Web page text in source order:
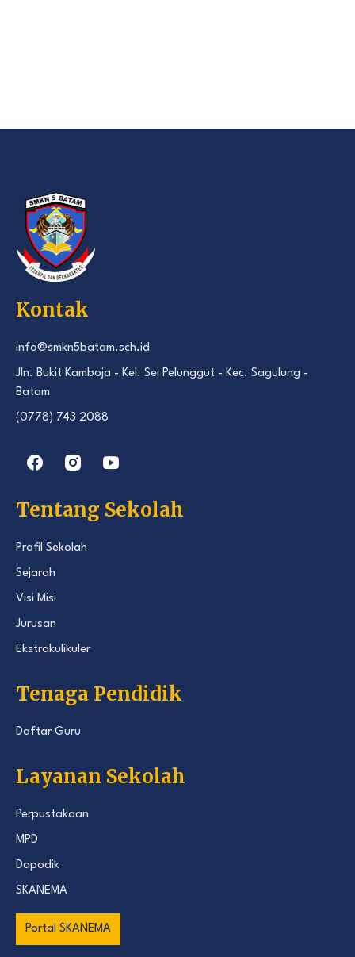
Kontak
info@smkn5batam.sch.id
Jln. Bukit Kamboja - Kel. Sei Pelunggut - Kec. Sagulung -
Batam
(0778) 743 2088
Tentang Sekolah
Profil Sekolah
Sejarah
Visi Misi
Jurusan
Ekstrakulikuler
Tenaga Pendidik
Daftar Guru
Layanan Sekolah
Perpustakaan
MPD
Dapodik
SKANEMA
Portal SKANEMA